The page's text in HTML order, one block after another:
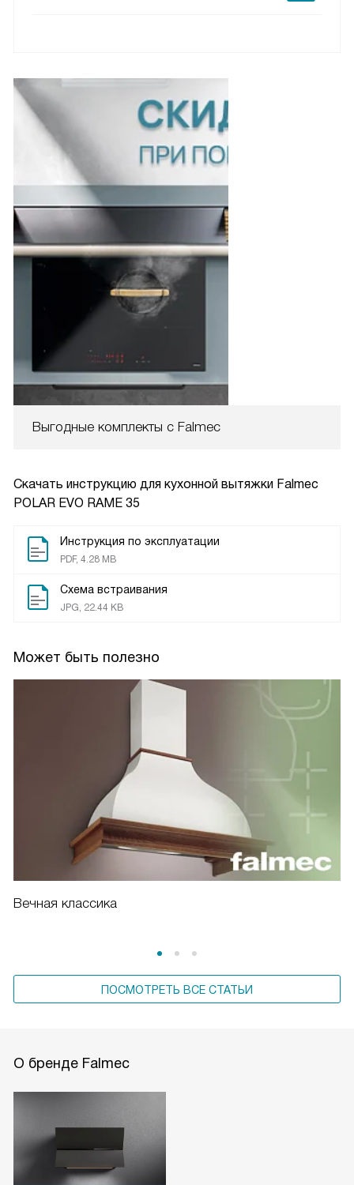
Выгодные комплекты с Falmec
Скачать инструкцию для кухонной вытяжки Falmec
POLAR EVO RAME 35
Инструкция по эксплуатации
PDF, 4.28 MB
Схема встраивания
JPG, 22.44 KB
Может быть полезно
Вечная классика
ПОСМОТРЕТЬ ВСЕ СТАТЬИ
О бренде Falmec